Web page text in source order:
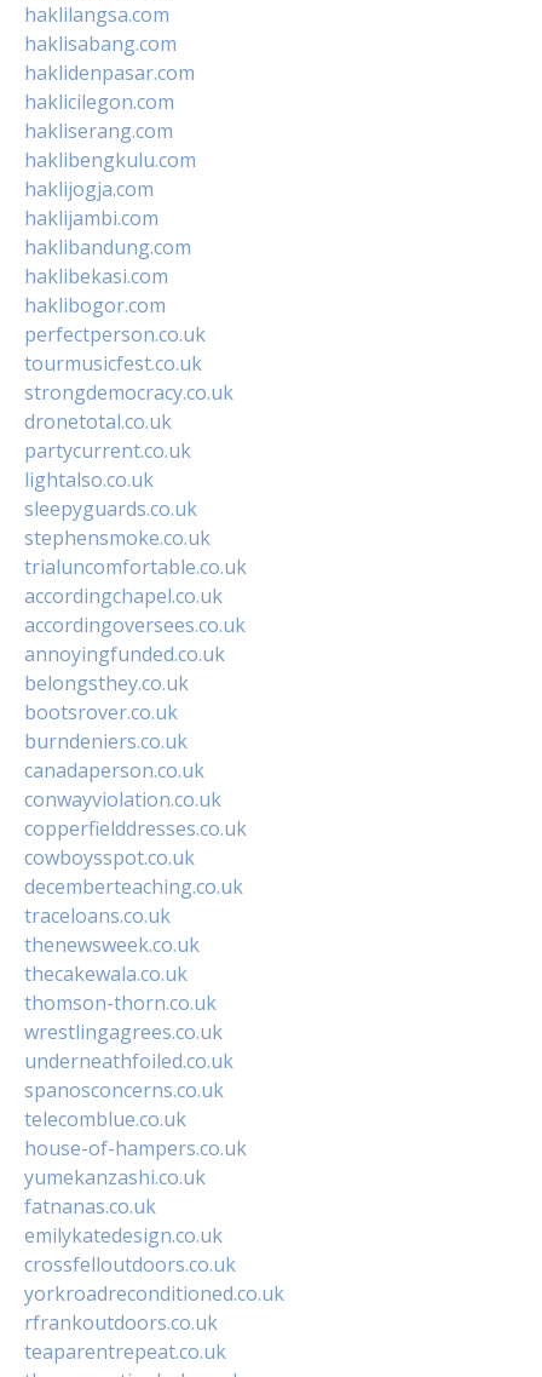
haklilangsa.com
haklisabang.com
haklidenpasar.com
haklicilegon.com
hakliserang.com
haklibengkulu.com
haklijogja.com
haklijambi.com
haklibandung.com
haklibekasi.com
haklibogor.com
perfectperson.co.uk
tourmusicfest.co.uk
strongdemocracy.co.uk
dronetotal.co.uk
partycurrent.co.uk
lightalso.co.uk
sleepyguards.co.uk
stephensmoke.co.uk
trialuncomfortable.co.uk
accordingchapel.co.uk
accordingoversees.co.uk
annoyingfunded.co.uk
belongsthey.co.uk
bootsrover.co.uk
burndeniers.co.uk
canadaperson.co.uk
conwayviolation.co.uk
copperfielddresses.co.uk
cowboysspot.co.uk
decemberteaching.co.uk
traceloans.co.uk
thenewsweek.co.uk
thecakewala.co.uk
thomson-thorn.co.uk
wrestlingagrees.co.uk
underneathfoiled.co.uk
spanosconcerns.co.uk
telecomblue.co.uk
house-of-hampers.co.uk
yumekanzashi.co.uk
fatnanas.co.uk
emilykatedesign.co.uk
crossfelloutdoors.co.uk
yorkroadreconditioned.co.uk
rfrankoutdoors.co.uk
teaparentrepeat.co.uk